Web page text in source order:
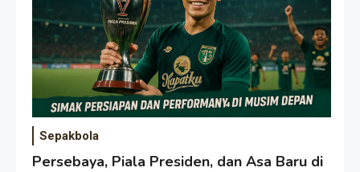
Sepakbola
Persebaya, Piala Presiden, dan Asa Baru di